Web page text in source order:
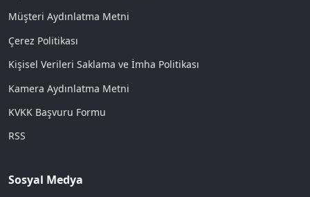
Müşteri Aydınlatma Metni
Çerez Politikası
Kişisel Verileri Saklama ve İmha Politikası
Kamera Aydınlatma Metni
KVKK Başvuru Formu
RSS
Sosyal Medya